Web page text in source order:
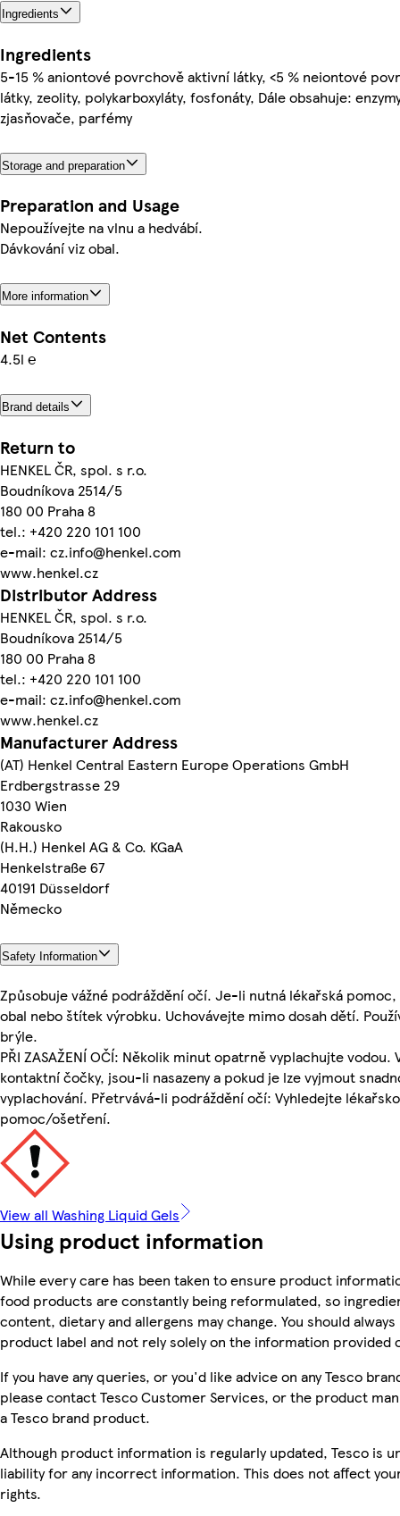
Ingredients
Ingredients
5-15 % aniontové povrchově aktivní látky, <5 % neiontové
látky, zeolity, polykarboxyláty, fosfonáty, Dále obsahuje:
zjasňovače, parfémy
Storage and preparation
Preparation and Usage
Nepoužívejte na vlnu a hedvábí.
Dávkování viz obal.
More information
Net Contents
4.5l ℮
Brand details
Return to
HENKEL ČR, spol. s r.o.
Boudníkova 2514/5
180 00 Praha 8
tel.: +420 220 101 100
e-mail: cz.info@henkel.com
www.henkel.cz
Distributor Address
HENKEL ČR, spol. s r.o.
Boudníkova 2514/5
180 00 Praha 8
tel.: +420 220 101 100
e-mail: cz.info@henkel.com
www.henkel.cz
Manufacturer Address
(AT) Henkel Central Eastern Europe Operations GmbH
Erdbergstrasse 29
1030 Wien
Rakousko
(H.H.) Henkel AG & Co. KGaA
Henkelstraße 67
40191 Düsseldorf
Německo
Safety Information
Způsobuje vážné podráždění očí. Je-li nutná lékařská
obal nebo štítek výrobku. Uchovávejte mimo dosah dětí.
brýle.
PŘI ZASAŽENÍ OČÍ: Několik minut opatrně vyplachujte vodou.
kontaktní čočky, jsou-li nasazeny a pokud je lze vyjmout
vyplachování. Přetrvává-li podráždění očí: Vyhledejte
pomoc/ošetření.
View all Washing Liquid Gels
Using product information
While every care has been taken to ensure product
food products are constantly being reformulated, so
content, dietary and allergens may change. You should
product label and not rely solely on the information provided
If you have any queries, or you'd like advice on any Tesco
please contact Tesco Customer Services, or the product
a Tesco brand product.
Although product information is regularly updated, Tesco is
liability for any incorrect information. This does not affect
rights.